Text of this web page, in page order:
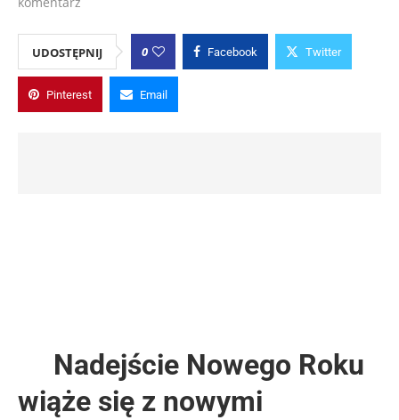
UDOSTĘPNIJ 0 Facebook Twitter
Pinterest Email
Nadejście Nowego Roku
wiąże się z nowymi